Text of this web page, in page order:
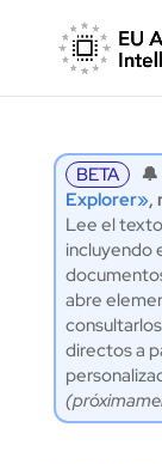
BETA
Explorer»,
Lee el
incluyendo
abre
directos a